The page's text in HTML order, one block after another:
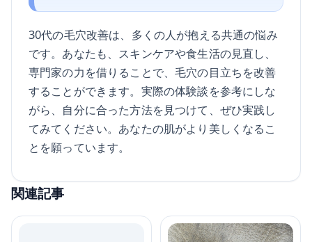
30代の毛穴改善は、多くの人が抱える共通の悩み
です。あなたも、スキンケアや食生活の見直し、
専門家の力を借りることで、毛穴の目立ちを改善
することができます。実際の体験談を参考にしな
がら、自分に合った方法を見つけて、ぜひ実践し
てみてください。あなたの肌がより美しくなるこ
とを願っています。
関連記事